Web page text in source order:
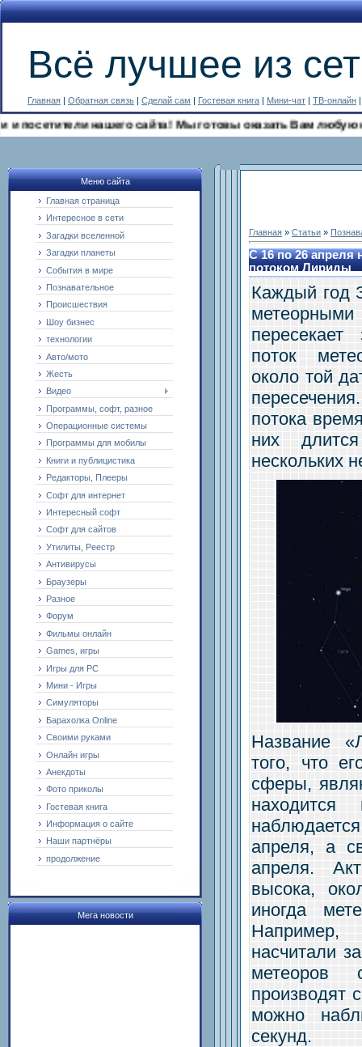
Всё лучшее из
Главная | Обратная связь | Сделай сам | Гостевая книга | Мини-чат | ТВ-онлайн
нашего сайта! Мы готовы оказать Вам любую
Меню сайта
Главная страница
Интересное в сети
Загадки вселенной
Загадки планеты
События в мире
Познавательное
Происшествия
Шоу бизнес
технологии
Авто/мото
Жесть
Видео
Программы, софт, разное
Операционные системы
Программы для мобилы
Книги и публицистика
Редакторы, Плееры
Софт для интернет
Интересный софт
Софт для сайтов
Утилиты, Реестр
Антивирусы
Браузеры
Разное
Форум
Фильмы онлайн
Games, игры
Игры для PC
Мини - Игры
Симуляторы
Барахолка Online
Своими руками
Онлайн игры
Анекдоты
Фото приколы
Гостевая книга
Информация о сайте
Наши партнёры
продолжение
Мега новости
Главная » Статьи »
С 16 по 26 апреля
потоком Лириды
Каждый год
поток
около той
потока
них
нескольких
Название
того, что
сферы,
апреля, а
апреля.
высока,
иногда
Например,
насчитали
метеоров
производят
можно
секунд.